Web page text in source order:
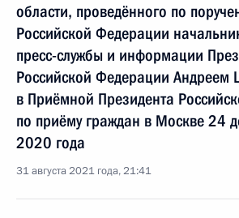
области, проведённого по
Российской Федерации
пресс-службы и информации
Российской Федерации Андреем
в Приёмной Президента
по приёму граждан в Москве 24
2020 года
31 августа 2021 года, 21:41